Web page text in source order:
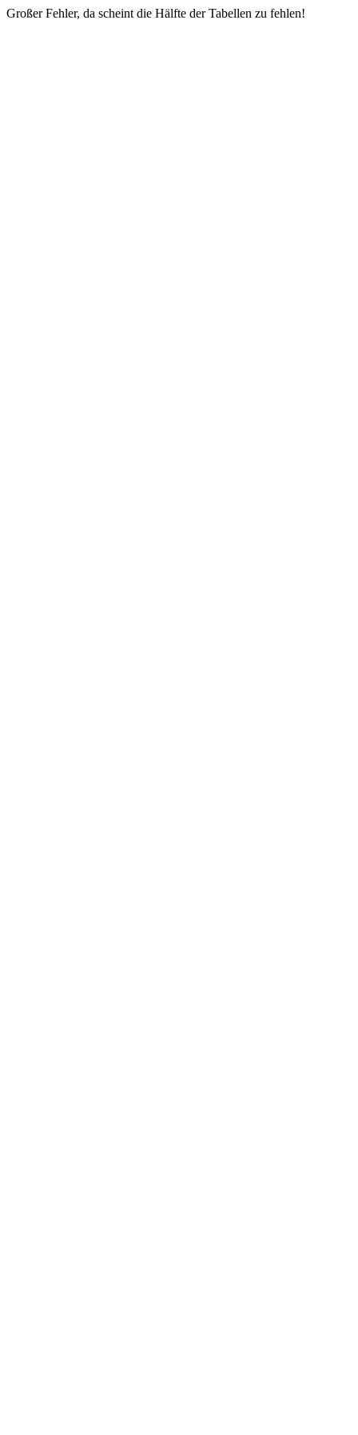
Großer Fehler, da scheint die Hälfte der Tabellen zu fehlen!